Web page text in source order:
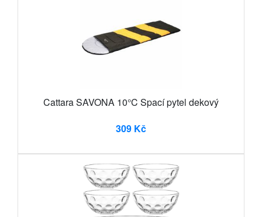
Cattara SAVONA 10°C Spací pytel dekový
309 Kč